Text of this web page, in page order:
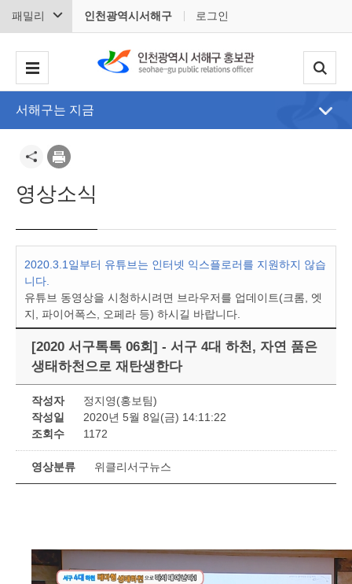
패밀리 인천광역시서해구 로그인
서해구는 지금
영상소식
2020.3.1일부터 유튜브는 인터넷 익스플로러를 지원하지 않습
니다.
유튜브 동영상을 시청하시려면 브라우저를 업데이트(크롬, 엣
지, 파이어폭스, 오페라 등) 하시길 바랍니다.
[2020 서구톡톡 06회] - 서구 4대 하천, 자연 품은
생태하천으로 재탄생한다
작성자
정지영(홍보팀)
작성일
2020년 5월 8일(금) 14:11:22
조회수
1172
영상분류 위클리서구뉴스